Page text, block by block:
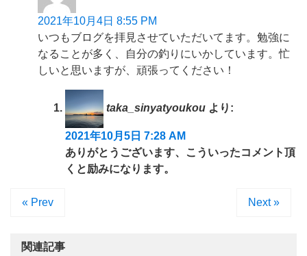
2021年10月4日 8:55 PM
いつもブログを拝見させていただいてます。勉強に
なることが多く、自分の釣りにいかしています。忙
しいと思いますが、頑張ってください！
taka_sinyatyoukou より:
2021年10月5日 7:28 AM
ありがとうございます、こういったコメント頂
くと励みになります。
« Prev Next »
関連記事